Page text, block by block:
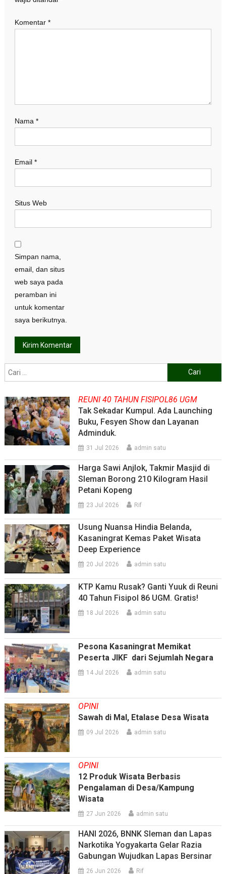
Komentar *
Nama *
Email *
Situs Web
Simpan nama,
email, dan situs
web saya pada
peramban ini
untuk komentar
saya berikutnya.
untuk:
REUNI 40 TAHUN FISIPOL86 UGM
Tak Sekadar Kumpul. Ada Launching
Buku, Fesyen Show dan Layanan
Adminduk.
31 Jul 2026 admin satu
Harga Sawi Anjlok, Takmir Masjid di
Sleman Borong 210 Kilogram Hasil
Petani Kopeng
23 Jul 2026 Rif
Usung Nuansa Hindia Belanda,
Kasaningrat Kemas Paket Wisata
Deep Experience
20 Jul 2026 admin satu
KTP Kamu Rusak? Ganti Yuuk di Reuni
40 Tahun Fisipol 86 UGM. Gratis!
18 Jul 2026 admin satu
Pesona Kasaningrat Memikat
Peserta JIKF dari Sejumlah Negara
14 Jul 2026 admin satu
OPINI
Sawah di Mal, Etalase Desa Wisata
09 Jul 2026 admin satu
OPINI
12 Produk Wisata Berbasis
Pengalaman di Desa/Kampung
Wisata
27 Jun 2026 admin satu
HANI 2026, BNNK Sleman dan Lapas
Narkotika Yogyakarta Gelar Razia
Gabungan Wujudkan Lapas Bersinar
26 Jun 2026 Rif